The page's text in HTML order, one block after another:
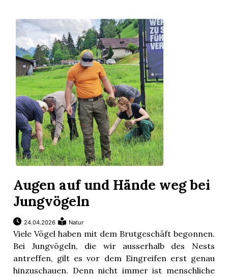
Augen auf und Hände weg bei
Jungvögeln
24.04.2026 Natur
Viele Vögel haben mit dem Brutgeschäft begonnen.
Bei Jungvögeln, die wir ausserhalb des Nests
antreffen, gilt es vor dem Eingreifen erst genau
hinzuschauen. Denn nicht immer ist menschliche